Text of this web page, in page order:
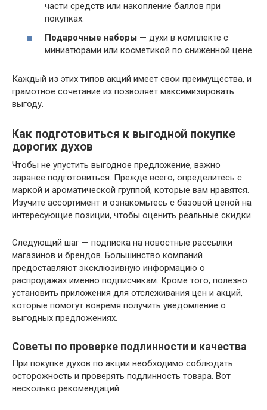
части средств или накопление баллов при
покупках.
Подарочные наборы — духи в комплекте с
миниатюрами или косметикой по сниженной цене.
Каждый из этих типов акций имеет свои преимущества, и
грамотное сочетание их позволяет максимизировать
выгоду.
Как подготовиться к выгодной покупке
дорогих духов
Чтобы не упустить выгодное предложение, важно
заранее подготовиться. Прежде всего, определитесь с
маркой и ароматической группой, которые вам нравятся.
Изучите ассортимент и ознакомьтесь с базовой ценой на
интересующие позиции, чтобы оценить реальные скидки.
Следующий шаг — подписка на новостные рассылки
магазинов и брендов. Большинство компаний
предоставляют эксклюзивную информацию о
распродажах именно подписчикам. Кроме того, полезно
установить приложения для отслеживания цен и акций,
которые помогут вовремя получить уведомление о
выгодных предложениях.
Советы по проверке подлинности и качества
При покупке духов по акции необходимо соблюдать
осторожность и проверять подлинность товара. Вот
несколько рекомендаций: